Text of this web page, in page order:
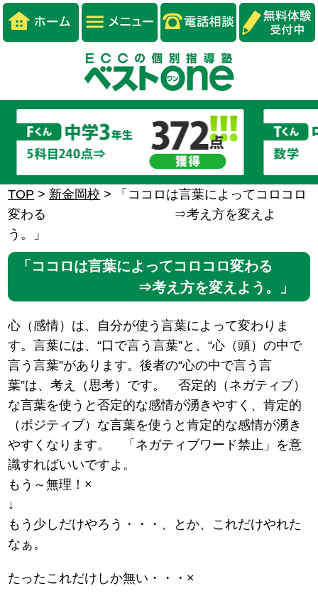
TOP > 新金岡校 >
「ココロは言葉によってコロコロ
変わる ⇒考え方を変えよ
う。」
「ココロは言葉によってコロコロ変わる
⇒考え方を変えよう。」
心（感情）は、自分が使う言葉によって変わりま
す。言葉には、“口で言う言葉”と、“心（頭）の中で
言う言葉”があります。後者の“心の中で言う言
葉”は、考え（思考）です。 否定的（ネガティブ）
な言葉を使うと否定的な感情が湧きやすく、肯定的
（ポジティブ）な言葉を使うと肯定的な感情が湧き
やすくなります。 「ネガティブワード禁止」を意
識すればいいですよ。
もう～無理！×
↓
もう少しだけやろう・・・、とか、これだけやれた
なぁ。
たったこれだけしか無い・・・×